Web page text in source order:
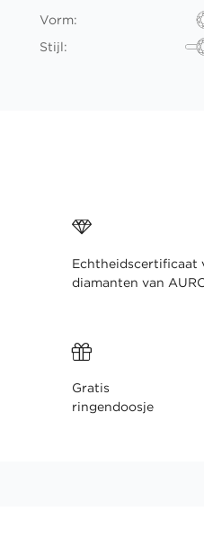
Vorm:
Stijl:
Echtheidscertificaat
diamanten van
Gratis
ringendoosje